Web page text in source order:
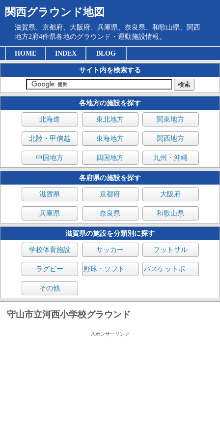
関西グラウンド地図
滋賀県、京都府、大阪府、兵庫県、奈良県、和歌山県、関西
地方2府4件県各地のグラウンド・運動施設情報。
HOME INDEX BLOG
サイト内を検索する
各地方の施設を探す
北海道 東北地方 関東地方
北陸・甲信越 東海地方 関西地方
中国地方 四国地方 九州・沖縄
各府県の施設を探す
滋賀県 京都府 大阪府
兵庫県 奈良県 和歌山県
滋賀県の施設を分類別に探す
学校体育施設 サッカー フットサル
ラグビー 野球・ソフトボール バスケットボール
その他
守山市立河西小学校グラウンド
スポンサーリンク